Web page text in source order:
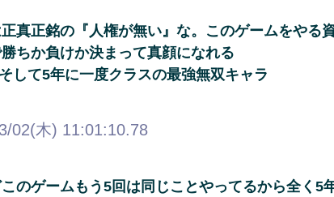
真正銘の『人権が無い』な。このゲームをやる
ちか負けか決まって真顔になれる
して5年に一度クラスの最強無双キャラ
02(木) 11:01:10.78
のゲームもう5回は同じことやってるから全く5